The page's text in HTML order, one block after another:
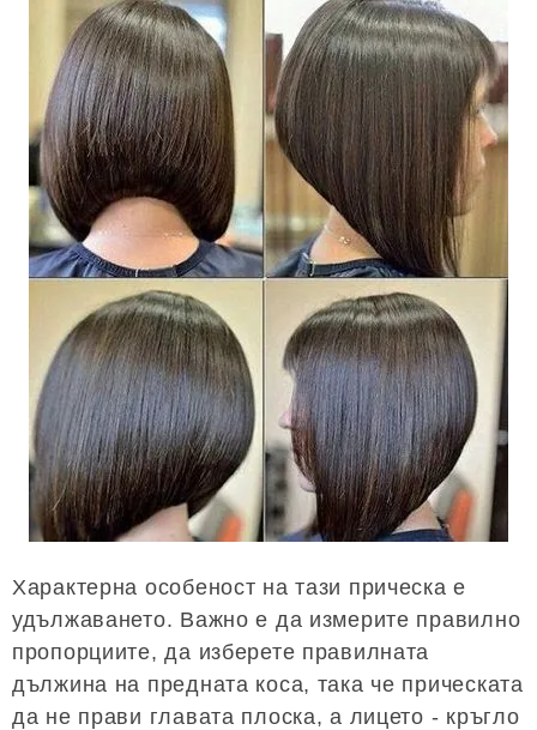
Характерна особеност на тази прическа е
удължаването. Важно е да измерите правилно
пропорциите, да изберете правилната
дължина на предната коса, така че прическата
да не прави главата плоска, а лицето - кръгло